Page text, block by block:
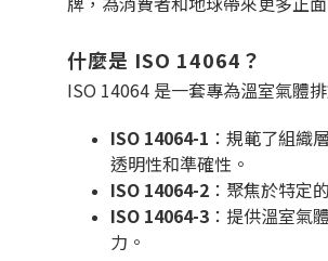
什麼是 ISO 14064？
ISO 14064 是一套專為溫室氣體
ISO 14064-1 ：規範了組織
透明性和準確性。
ISO 14064-2 ：聚焦於特定
ISO 14064-3 ：提供溫室氣
力。